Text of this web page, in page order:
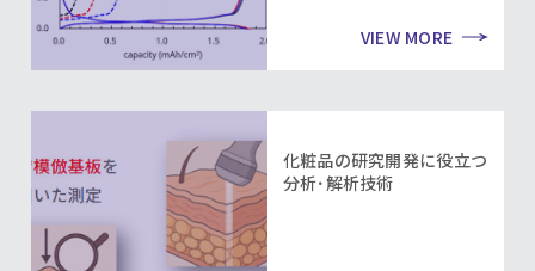
VIEW MORE
化粧品の研究開発に役立つ
分析･解析技術